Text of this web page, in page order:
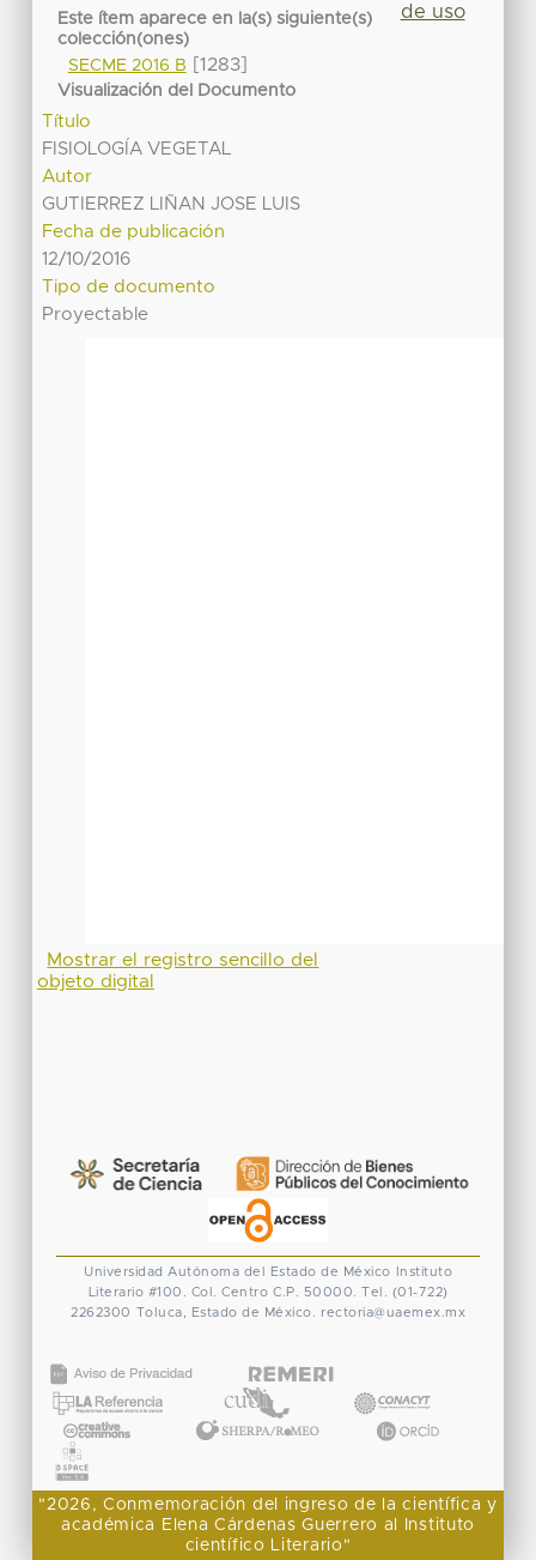
Este ítem aparece en la(s) siguiente(s)
colección(ones)
SECME 2016 B
[1283]
Visualización del Documento
Título
FISIOLOGÍA VEGETAL
Autor
GUTIERREZ LIÑAN JOSE LUIS
Fecha de publicación
12/10/2016
Tipo de documento
Proyectable
Mostrar el registro sencillo del
objeto digital
de uso
Universidad Autónoma del Estado de México
Instituto
Literario #100. Col. Centro C.P. 50000. Tel. (01-722)
2262300
Toluca, Estado de México. rectoria@uaemex.mx
"2026, Conmemoración del ingreso de la científica y
académica Elena Cárdenas Guerrero al Instituto
científico Literario"